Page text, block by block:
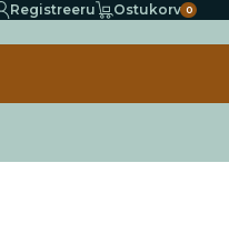
Registreeru Ostukorv 0